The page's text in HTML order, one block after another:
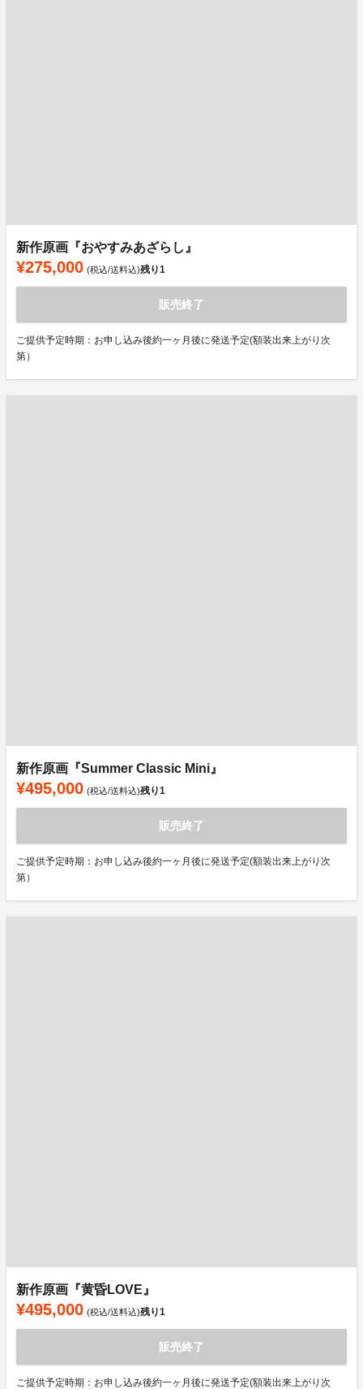
新作原画『おやすみあざらし』
¥275,000 (税込/送料込)残り1
販売終了
ご提供予定時期：お申し込み後約一ヶ月後に発送予定(額装出来上がり次
第）
新作原画『Summer Classic Mini』
¥495,000 (税込/送料込)残り1
販売終了
ご提供予定時期：お申し込み後約一ヶ月後に発送予定(額装出来上がり次
第）
新作原画『黄昏LOVE』
¥495,000 (税込/送料込)残り1
販売終了
ご提供予定時期：お申し込み後約一ヶ月後に発送予定(額装出来上がり次